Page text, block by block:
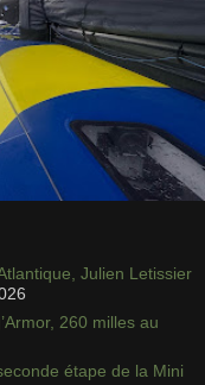
Julien Letissier
260 milles au
étape de la Mini